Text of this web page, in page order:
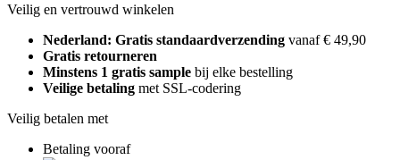
Veilig en vertrouwd winkelen
Nederland: Gratis standaardverzending vanaf € 49,90
Gratis retourneren
Minstens 1 gratis sample bij elke bestelling
Veilige betaling met SSL-codering
Veilig betalen met
Betaling vooraf